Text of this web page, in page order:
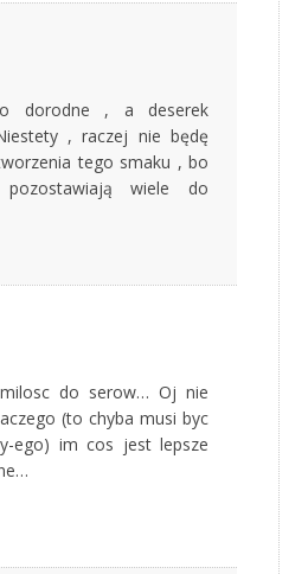
dorodne , a deserek
, raczej nie będę
tego smaku , bo
wiele do
do serow… Oj nie
(to chyba musi byc
ego) im cos jest lepsze